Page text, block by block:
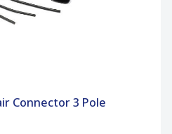
Connector 3 Pole